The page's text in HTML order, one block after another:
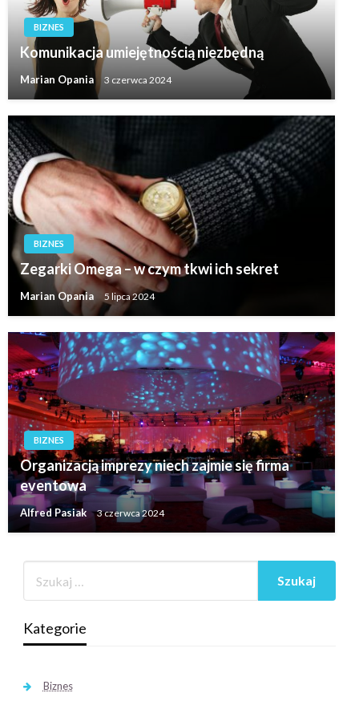
BIZNES
Komunikacja umiejętnością niezbędną
Marian Opania 3 czerwca 2024
BIZNES
Zegarki Omega – w czym tkwi ich sekret
Marian Opania 5 lipca 2024
BIZNES
Organizacją imprezy niech zajmie się firma
eventowa
Alfred Pasiak 3 czerwca 2024
Kategorie
Biznes